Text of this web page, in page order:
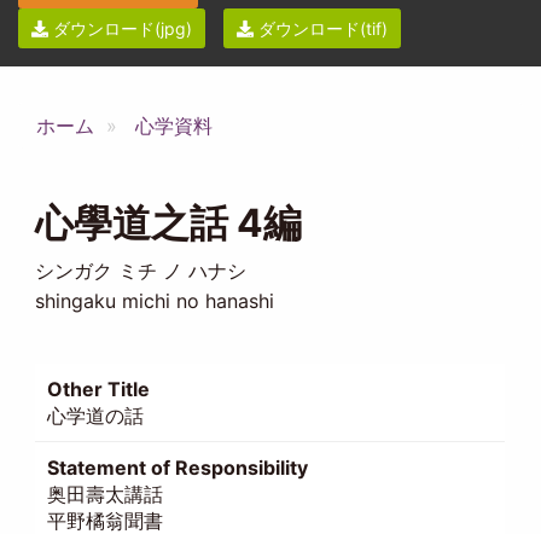
ダウンロード(jpg)
ダウンロード(tif)
ホーム 心学資料
心學道之話 4編
シンガク ミチ ノ ハナシ
shingaku michi no hanashi
Other Title
心学道の話
Statement of Responsibility
奥田壽太講話
平野橘翁聞書